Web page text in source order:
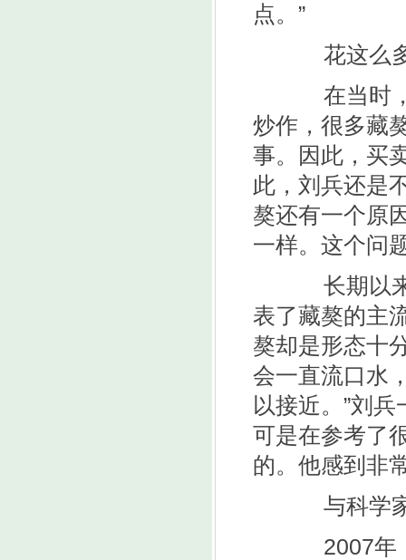
点。”
花这么多
在当时，
炒作，很多藏
事。因此，买
此，刘兵还是
獒还有一个原
一样。这个问
长期以来
表了藏獒的主
獒却是形态十
会一直流口水
以接近。”刘
可是在参考了
的。他感到非
与科学家
2007年，